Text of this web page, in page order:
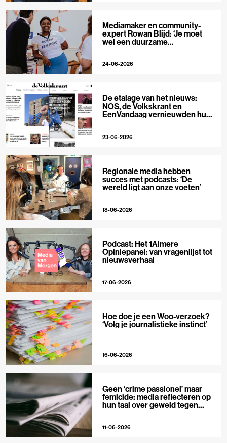
Mediamaker en community-
expert Rowan Blijd: ‘Je moet
wel een duurzame
24-06-2026
De etalage van het nieuws:
NOS, de Volkskrant en
EenVandaag vernieuwden hun
23-06-2026
Regionale media hebben
succes met podcasts: ‘De
wereld ligt aan onze voeten’
18-06-2026
Podcast: Het 1Almere
Opiniepanel: van vragenlijst tot
nieuwsverhaal
17-06-2026
Hoe doe je een Woo-verzoek?
‘Volg je journalistieke instinct’
16-06-2026
Geen ‘crime passionel’ maar
femicide: media reflecteren op
hun taal over geweld tegen
11-06-2026